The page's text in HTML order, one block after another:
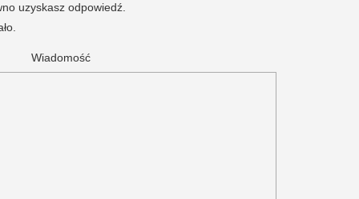
uzyskasz odpowiedź.
Wiadomość